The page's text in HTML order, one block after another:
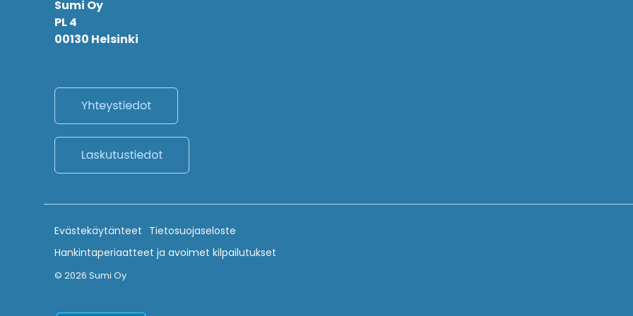
Sumi Oy
PL 4
00130 Helsinki
Evästekäytänteet Tietosuojaseloste
Hankintaperiaatteet ja avoimet kilpailutukset
© 2026 Sumi Oy